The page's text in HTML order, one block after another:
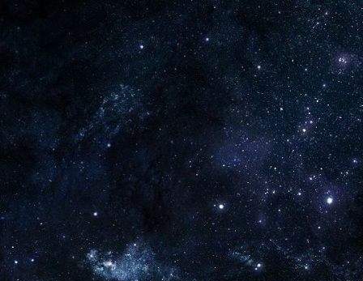
Plus de 2800 critiques de films